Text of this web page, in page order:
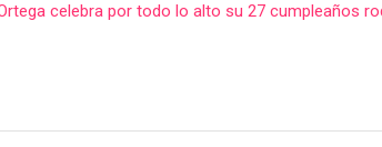
celebra por todo lo alto su 27 cumpleaños